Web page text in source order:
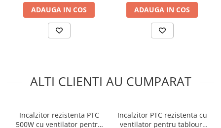
ADAUGA IN COS ADAUGA IN COS
ALTI CLIENTI AU CUMPARAT
Incalzitor rezistenta PTC
500W cu ventilator pentru
Incalzitor PTC rezistenta cu
ventilator pentru tablouri